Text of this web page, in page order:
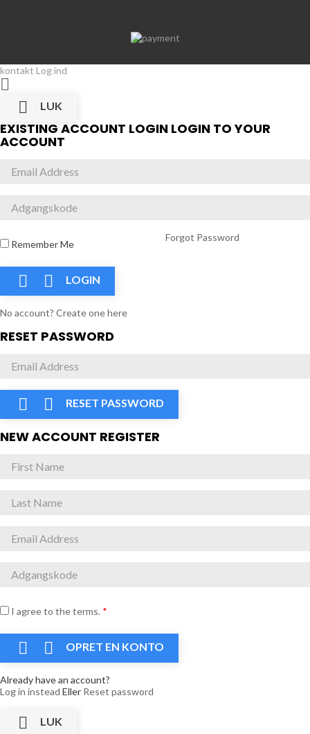
kontakt Log ind


LUK
EXISTING ACCOUNT LOGIN LOGIN TO YOUR
ACCOUNT
Remember Me
Forgot Password
  LOGIN
No account? Create one here
RESET PASSWORD
  RESET PASSWORD
NEW ACCOUNT REGISTER
I agree to the terms. *
  OPRET EN KONTO
Already have an account?
Log in instead Eller Reset password
 LUK